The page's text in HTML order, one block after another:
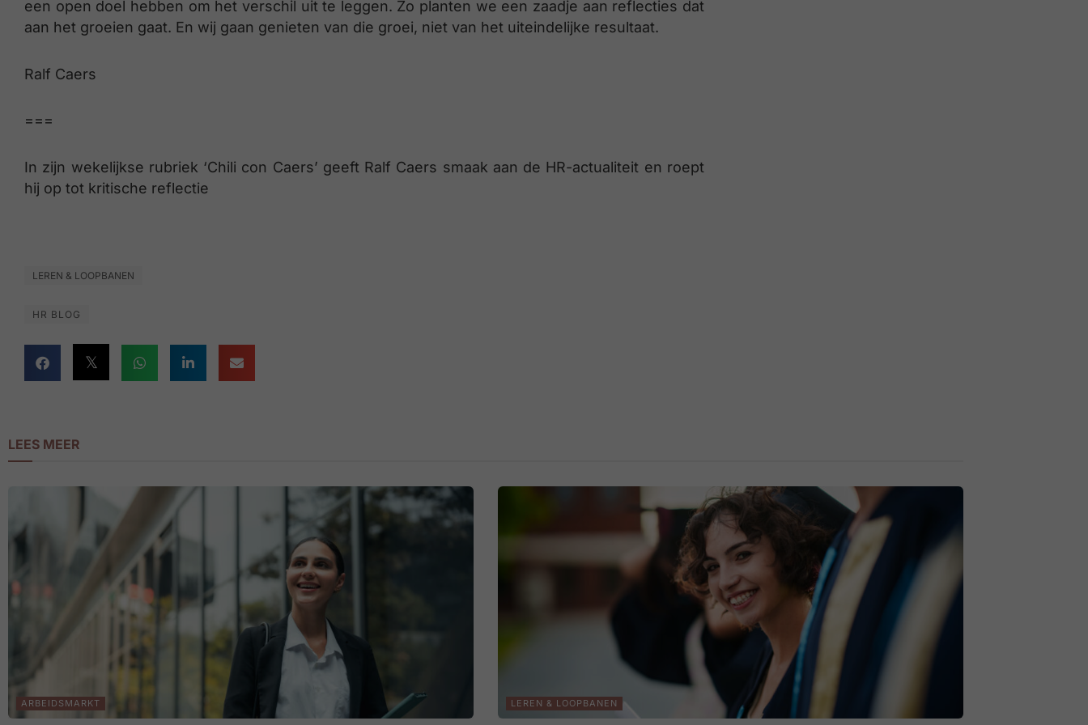
een open doel hebben om het verschil uit te leggen. Zo planten we een zaadje aan reflecties dat
aan het groeien gaat. En wij gaan genieten van die groei, niet van het uiteindelijke resultaat.
Ralf Caers
===
In zijn wekelijkse rubriek ‘Chili con Caers’ geeft Ralf Caers smaak aan de HR-actualiteit en roept
hij op tot kritische reflectie
LEREN & LOOPBANEN
HR BLOG
LEES MEER
ARBEIDSMARKT LEREN & LOOPBANEN